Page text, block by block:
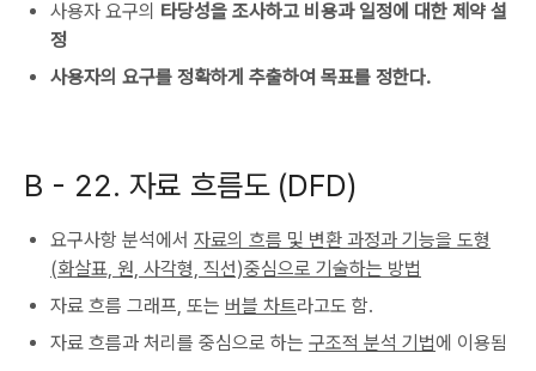
사용자 요구의 타당성을 조사하고 비용과 일정에 대한 제약 설
정
사용자의 요구를 정확하게 추출하여 목표를 정한다.
B - 22. 자료 흐름도 (DFD)
요구사항 분석에서 자료의 흐름 및 변환 과정과 기능을 도형
(화살표, 원, 사각형, 직선)중심으로 기술하는 방법
자료 흐름 그래프, 또는 버블 차트라고도 함.
자료 흐름과 처리를 중심으로 하는 구조적 분석 기법에 이용됨